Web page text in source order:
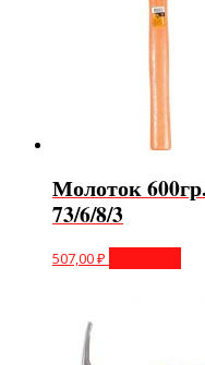
Молоток
73/6/8/3
507,00₽